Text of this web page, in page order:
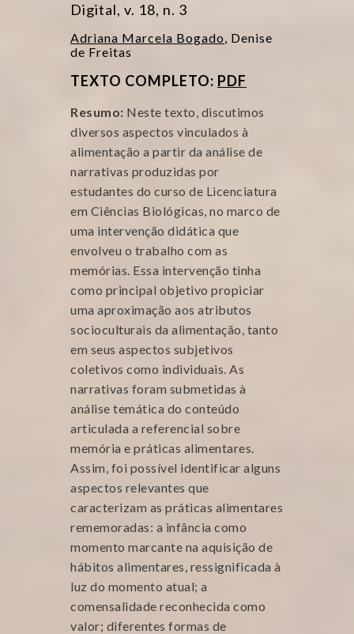
Digital, v. 18, n. 3
Adriana Marcela Bogado, Denise
de Freitas
TEXTO COMPLETO: PDF
Resumo: Neste texto, discutimos
diversos aspectos vinculados à
alimentação a partir da análise de
narrativas produzidas por
estudantes do curso de Licenciatura
em Ciências Biológicas, no marco de
uma intervenção didática que
envolveu o trabalho com as
memórias. Essa intervenção tinha
como principal objetivo propiciar
uma aproximação aos atributos
socioculturais da alimentação, tanto
em seus aspectos subjetivos
coletivos como individuais. As
narrativas foram submetidas à
análise temática do conteúdo
articulada a referencial sobre
memória e práticas alimentares.
Assim, foi possível identificar alguns
aspectos relevantes que
caracterizam as práticas alimentares
rememoradas: a infância como
momento marcante na aquisição de
hábitos alimentares, ressignificada à
luz do momento atual; a
comensalidade reconhecida como
valor; diferentes formas de